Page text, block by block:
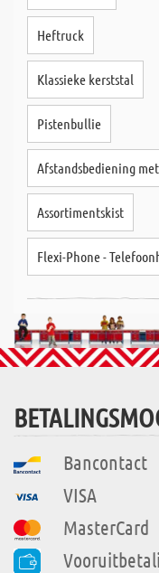
Heftruck
Klassieke kerststal
Pistenbullie
Afstandsbediening
Assortimentskist
Flexi-Phone -
Bancontact
VISA
MasterCard